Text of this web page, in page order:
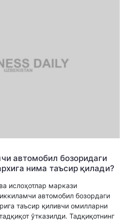
автомобил бозоридаги
нима таъсир қилади?
ислоҳотлар маркази
автомобил бозордаги
таъсир қиливчи омилларни
ўтказилди. Тадқиқотнинг